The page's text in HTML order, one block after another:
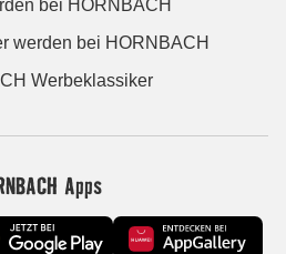
bei HORNBACH
werden bei HORNBACH
Werbeklassiker
Apps